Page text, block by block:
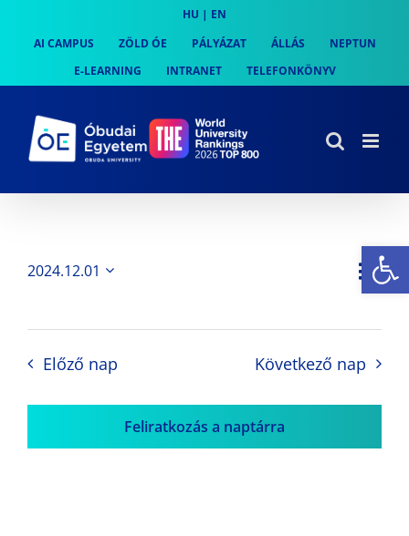
content
HU | EN
AI CAMPUS
ZÖLD ÓE PÁLYÁZAT ÁLLÁS
NEPTUN
E-LEARNING
INTRANET TELEFONKÖNYV
Nap
2024.12.01
Előző nap Következő nap
Feliratkozás a naptárra